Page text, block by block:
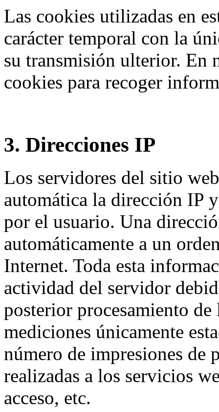
Las cookies utilizadas en
carácter temporal con la
su transmisión ulterior. En
cookies para recoger
3. Direcciones IP
Los servidores del sitio
automática la dirección IP
por el usuario. Una
automáticamente a un
Internet. Toda esta
actividad del servidor
posterior procesamiento
mediciones únicamente
número de impresiones de
realizadas a los servicios
acceso, etc.